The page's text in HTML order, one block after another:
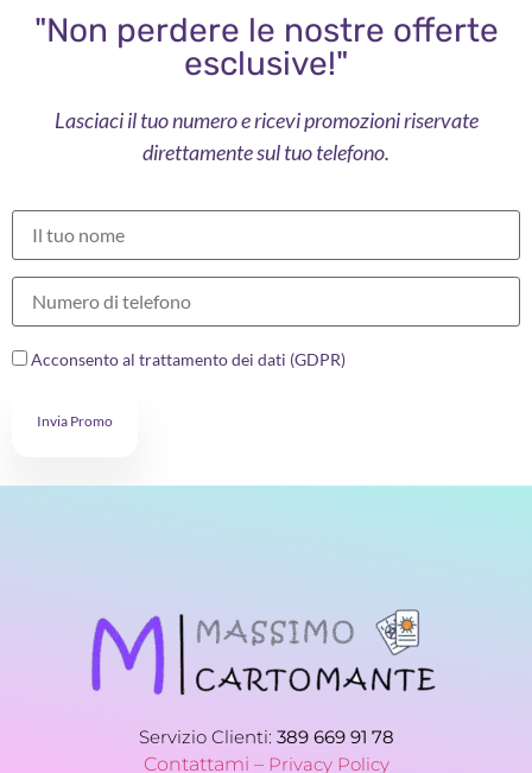
"Non perdere le nostre offerte
esclusive!"
Lasciaci il tuo numero e ricevi promozioni riservate
direttamente sul tuo telefono.
Acconsento al trattamento dei dati (GDPR)
Invia Promo
Servizio Clienti: 389 669 91 78
Contattami – Privacy Policy